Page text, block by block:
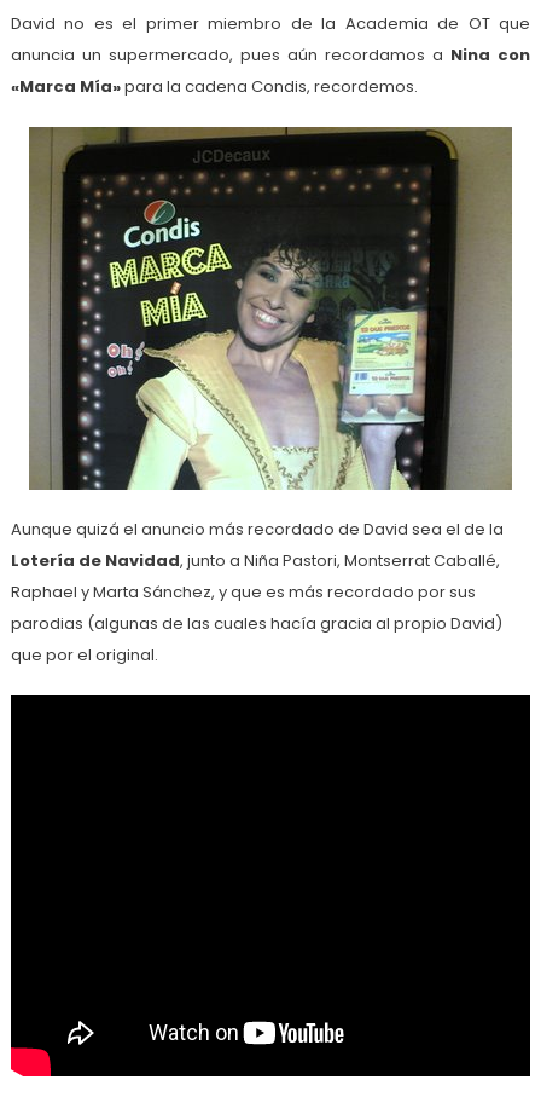
David no es el primer miembro de la Academia de OT que
anuncia un supermercado, pues aún recordamos a Nina con
«Marca Mía»para la cadena Condis, recordemos.
Aunque quizá el anuncio más recordado de David sea el de la
Lotería de Navidad, junto a Niña Pastori, Montserrat Caballé,
Raphael y Marta Sánchez, y que es más recordado por sus
parodias (algunas de las cuales hacía gracia al propio David)
que por el original.